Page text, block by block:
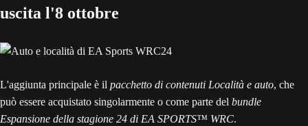
uscita l'8 ottobre
L'aggiunta principale è il pacchetto di contenuti Località e auto, che
può essere acquistato singolarmente o come parte del bundle
Espansione della stagione 24 di EA SPORTS™ WRC.